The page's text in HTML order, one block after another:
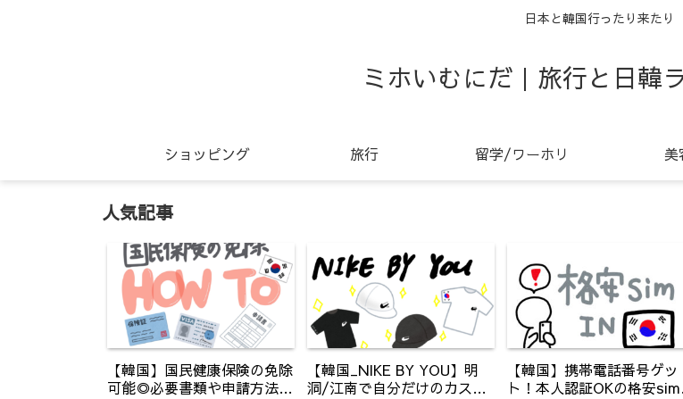
日本と韓国行ったり来たり
ミホいむにだ｜旅行と日韓
ショッピング 旅行 留学/ワーホリ 美
人気記事
【韓国】国民健康保険の免除
可能◎必要書類や申請方法の
【韓国_NIKE BY YOU】明
洞/江南で自分だけのカスタ
【韓国】携帯電話番号ゲッ
ト！本人認証OKの格安sim